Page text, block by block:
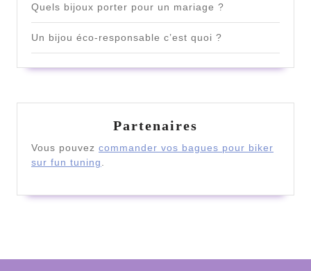
Quels bijoux porter pour un mariage ?
Un bijou éco-responsable c’est quoi ?
Partenaires
Vous pouvez commander vos bagues pour biker
sur fun tuning